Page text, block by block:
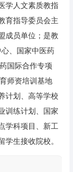
学人文素质教指
育指导委员会主
成员单位；是教
、国家中医药
国际合作专项
师资培训基地
计划、高等学校
训练计划、国家
学科项目、新工
生接收院校。